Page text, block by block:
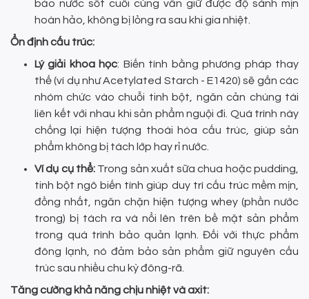
bảo nước sốt cuối cùng vẫn giữ được độ sánh mịn
hoàn hảo, không bị lỏng ra sau khi gia nhiệt.
Ổn định cấu trúc:
Lý giải khoa học: Biến tính bằng phương pháp thay
thế (ví dụ như Acetylated Starch - E1420) sẽ gắn các
nhóm chức vào chuỗi tinh bột, ngăn cản chúng tái
liên kết với nhau khi sản phẩm nguội đi. Quá trình này
chống lại hiện tượng thoái hóa cấu trúc, giúp sản
phẩm không bị tách lớp hay rỉ nước.
Ví dụ cụ thể: Trong sản xuất sữa chua hoặc pudding,
tinh bột ngô biến tính giúp duy trì cấu trúc mềm mịn,
đồng nhất, ngăn chặn hiện tượng whey (phần nước
trong) bị tách ra và nổi lên trên bề mặt sản phẩm
trong quá trình bảo quản lạnh. Đối với thực phẩm
đông lạnh, nó đảm bảo sản phẩm giữ nguyên cấu
trúc sau nhiều chu kỳ đông-rã.
Tăng cường khả năng chịu nhiệt và axit: